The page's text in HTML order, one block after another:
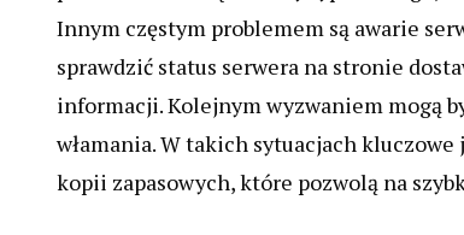
Innym częstym problemem są awarie
sprawdzić status serwera na stronie
informacji. Kolejnym wyzwaniem mogą
włamania. W takich sytuacjach
kopii zapasowych, które pozwolą na